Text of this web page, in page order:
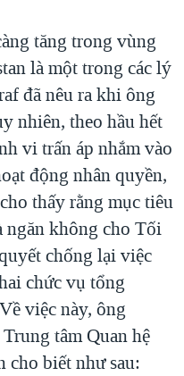
tăng trong vùng
là một trong các lý
đã nêu ra khi ông
nhiên, theo hầu hết
vi trấn áp nhắm vào
động nhân quyền,
thấy rằng mục tiêu
ngăn không cho Tối
chống lại việc
chức vụ tổng
việc này, ông
tâm Quan hệ
cho biết như sau: